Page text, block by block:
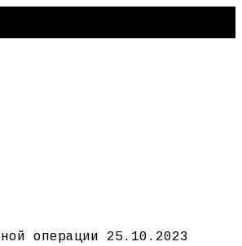
операции 25.10.2023